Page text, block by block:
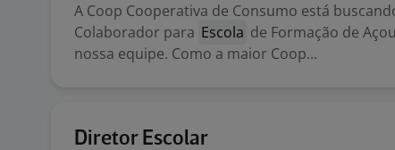
A Coop Cooperativa de Consumo está
Colaborador para Escola de Formação de
nossa equipe. Como a maior Coop...
Diretor Escolar